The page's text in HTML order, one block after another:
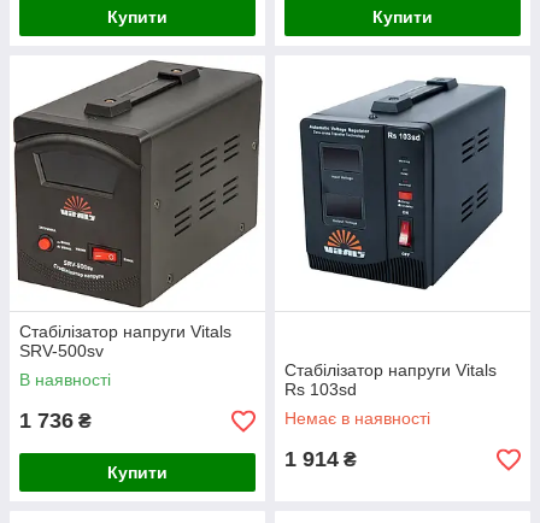
Купити Купити
Стабілізатор напруги Vitals
SRV-500sv
В наявності
1 736 ₴
Купити
Стабілізатор напруги Vitals
Rs 103sd
Немає в наявності
1 914 ₴